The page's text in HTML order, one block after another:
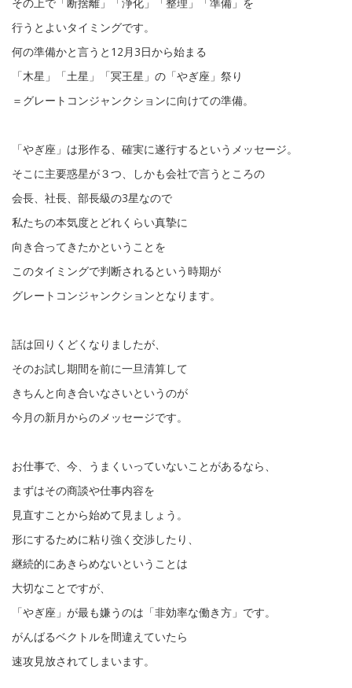
行うとよいタイミングです。
何の準備かと言うと12月3日から始まる
「木星」「土星」「冥王星」の「やぎ座」祭り
＝グレートコンジャンクションに向けての準備。
「やぎ座」は形作る、確実に遂行するというメッセージ。
そこに主要惑星が３つ、しかも会社で言うところの
会長、社長、部長級の3星なので
私たちの本気度とどれくらい真摯に
向き合ってきたかということを
このタイミングで判断されるという時期が
グレートコンジャンクションとなります。
話は回りくどくなりましたが、
そのお試し期間を前に一旦清算して
きちんと向き合いなさいというのが
今月の新月からのメッセージです。
お仕事で、今、うまくいっていないことがあるなら、
まずはその商談や仕事内容を
見直すことから始めて見ましょう。
形にするために粘り強く交渉したり、
継続的にあきらめないということは
大切なことですが、
「やぎ座」が最も嫌うのは「非効率な働き方」です。
がんばるベクトルを間違えていたら
速攻見放されてしまいます。